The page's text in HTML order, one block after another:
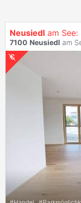
Neusiedl am See:
7100 Neusiedl am